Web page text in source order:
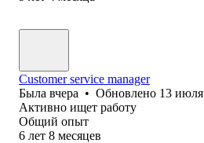
Customer service manager
Была вчера • Обновлено 13 июля
Активно ищет работу
Общий опыт
6 лет 8 месяцев